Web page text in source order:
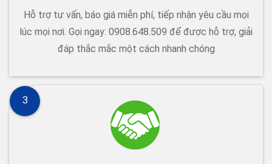
Hỗ trợ tư vấn, báo giá miễn phí, tiếp nhận yêu cầu mọi
lúc mọi nơi. Gọi ngay: 0908.648.509 để được hỗ trợ, giải
đáp thắc mắc một cách nhanh chóng
3